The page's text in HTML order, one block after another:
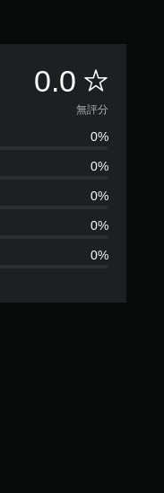
0.0 無
評
分
無評分
0%
0%
0%
0%
0%